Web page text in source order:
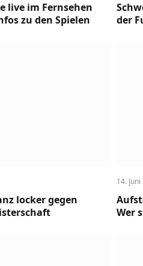
live im Fernsehen
zu den Spielen
der
locker gegen
14.
Wer